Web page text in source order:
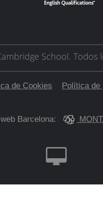
School. Todos
de Cookies Política de
Barcelona: